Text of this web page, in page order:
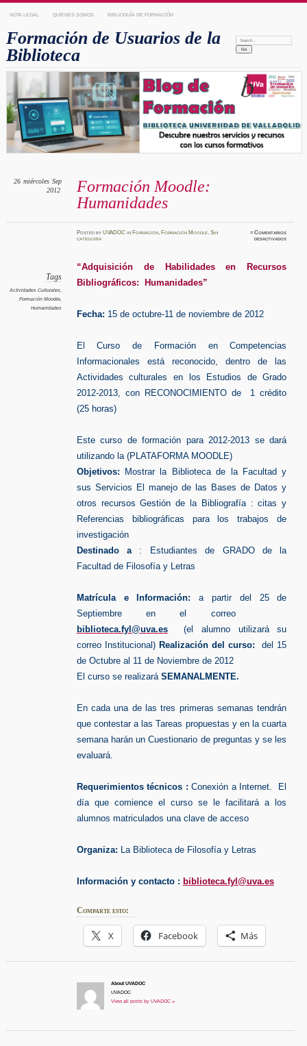
NOTA LEGAL QUIENES SOMOS BIBLIOGUÍA DE FORMACIÓN
Formación de Usuarios de la
Biblioteca
Search:
Formación Moodle:
Humanidades
26 miércoles Sep
2012
PostedbyUVADOC inFormación ,Formación Moodle ,Sin
categoría
≈Comentarios
desactivadosen
Tags
Actividades Culturales,
Formación Moodle,
Humanidades
“Adquisición de Habilidades en Recursos
Bibliográficos: Humanidades”
Fecha: 15 de octubre-11 de noviembre de 2012
El Curso de Formación en Competencias
Informacionales está reconocido, dentro de las
Actividades culturales en los Estudios de Grado
2012-2013, con RECONOCIMIENTO de 1 crédito
(25 horas)
Este curso de formación para 2012-2013 se dará
utilizando la (PLATAFORMA MOODLE)
Objetivos: Mostrar la Biblioteca de la Facultad y
sus Servicios El manejo de las Bases de Datos y
otros recursos Gestión de la Bibliografía : citas y
Referencias bibliográficas para los trabajos de
investigación
Destinado a : Estudiantes de GRADO de la
Facultad de Filosofía y Letras
Matrícula e Información:a partir del 25 de
Septiembre en el correo
biblioteca.fyl@uva.es
(el alumno utilizará su
correo Institucional) Realización del curso:del 15
de Octubre al 11 de Noviembre de 2012
El curso se realizaráSEMANALMENTE.
En cada una de las tres primeras semanas tendrán
que contestar a las Tareas propuestas y en la cuarta
semana harán un Cuestionario de preguntas y se les
evaluará.
Requerimientos técnicos :Conexión a Internet. El
día que comience el curso se le facilitará a los
alumnos matriculados una clave de acceso
Organiza: La Biblioteca de Filosofía y Letras
Información y contacto : biblioteca.fyl@uva.es
Comparte esto:
X Facebook Más
About UVADOC
UVADOC
View all posts by UVADOC »